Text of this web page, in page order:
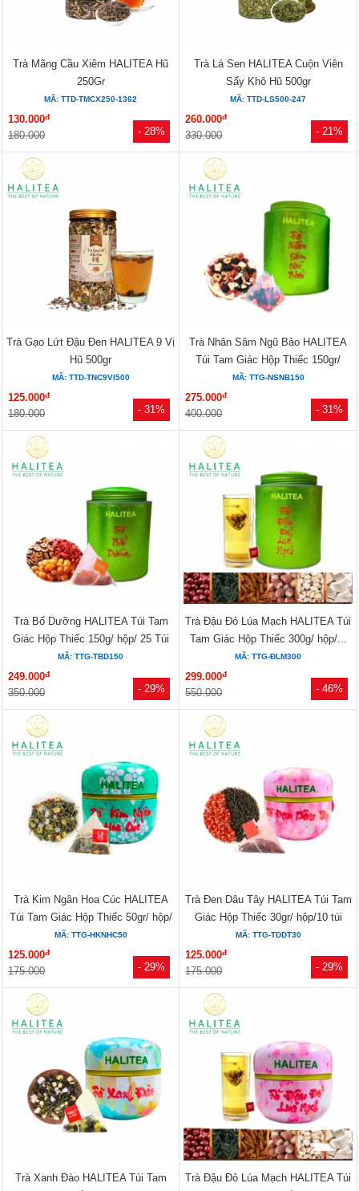
- 28%
Trà Mãng Cầu Xiêm HALITEA Hũ
250Gr
MÃ: TTD-TMCX250-1362
130.000đ
180.000 - 21%
Trà Lá Sen HALITEA Cuộn Viên
Sấy Khô Hũ 500gr
MÃ: TTD-LS500-247
260.000đ
330.000
- 31%
Trà Gạo Lứt Đậu Đen HALITEA 9 Vị
Hũ 500gr
MÃ: TTD-TNC9VI500
125.000đ
180.000 - 31%
Trà Nhân Sâm Ngũ Bảo HALITEA
Túi Tam Giác Hộp Thiếc 150gr/
hộp/...
MÃ: TTG-NSNB150
275.000đ
400.000
- 29%
Trà Bổ Dưỡng HALITEA Túi Tam
Giác Hộp Thiếc 150g/ hộp/ 25 Túi
MÃ: TTG-TBD150
249.000đ
350.000 - 46%
Trà Đậu Đỏ Lúa Mạch HALITEA Túi
Tam Giác Hộp Thiếc 300g/ hộp/...
MÃ: TTG-ĐLM300
299.000đ
550.000
- 29%
Trà Kim Ngân Hoa Cúc HALITEA
Túi Tam Giác Hộp Thiếc 50gr/ hộp/
10...
MÃ: TTG-HKNHC50
125.000đ
175.000 - 29%
Trà Đen Dâu Tây HALITEA Túi Tam
Giác Hộp Thiếc 30gr/ hộp/10 túi
MÃ: TTG-TDDT30
125.000đ
175.000
Trà Xanh Đào HALITEA Túi Tam
Trà Đậu Đỏ Lúa Mạch HALITEA Túi